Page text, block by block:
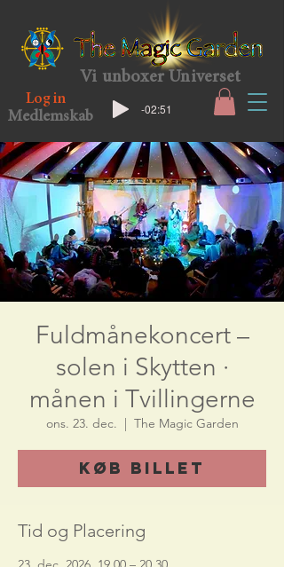
Vi unboxer Universet
Log in
Medlemskab
-02:51
Fuldmånekoncert –
solen i Skytten ·
månen i Tvillingerne
ons. 23. dec.
  |
The Magic Garden
Køb billet
Tid og Placering